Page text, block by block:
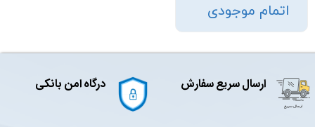
اتمام موجودی
ارسال سریع سفارش درگاه امن بانکی